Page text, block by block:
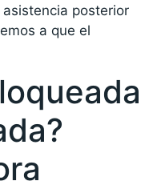
asistencia posterior
a que el